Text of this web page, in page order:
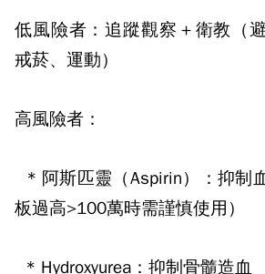
低風險者：追蹤觀察＋衛教（
戒菸、運動）
高風險者：
* 阿斯匹靈（Aspirin）：抑制
板過高>100萬時需謹慎使用）
* Hydroxyurea ：抑制骨髓造血